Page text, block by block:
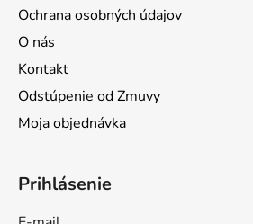
Ochrana osobných údajov
O nás
Kontakt
Odstúpenie od Zmuvy
Moja objednávka
Prihlásenie